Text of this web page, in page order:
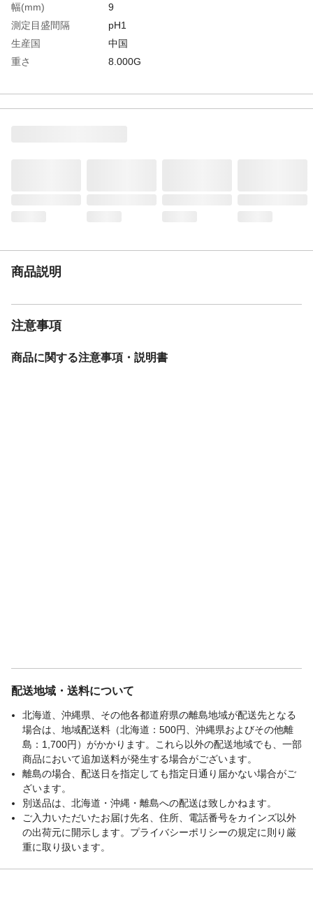
幅(mm)
9
測定目盛間隔
pH1
生産国
中国
重さ
8.000G
商品説明
注意事項
商品に関する注意事項・説明書
配送地域・送料について
北海道、沖縄県、その他各都道府県の離島地域が配送先となる
場合は、地域配送料（北海道：500円、沖縄県およびその他離
島：1,700円）がかかります。これら以外の配送地域でも、一部
商品において追加送料が発生する場合がございます。
離島の場合、配送日を指定しても指定日通り届かない場合がご
ざいます。
別送品は、北海道・沖縄・離島への配送は致しかねます。
ご入力いただいたお届け先名、住所、電話番号をカインズ以外
の出荷元に開示します。プライバシーポリシーの規定に則り厳
重に取り扱います。